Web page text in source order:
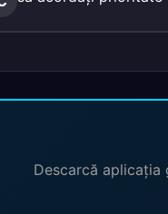
Descarcă aplicația